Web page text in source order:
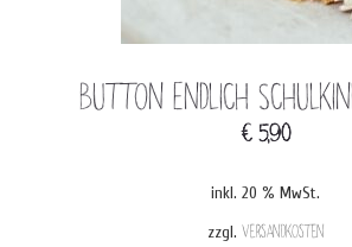
Button Endlich
€ 5,90
inkl. 20 % MwSt.
zzgl. Versandkosten